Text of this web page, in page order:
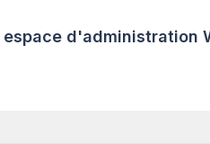
espace d'administration